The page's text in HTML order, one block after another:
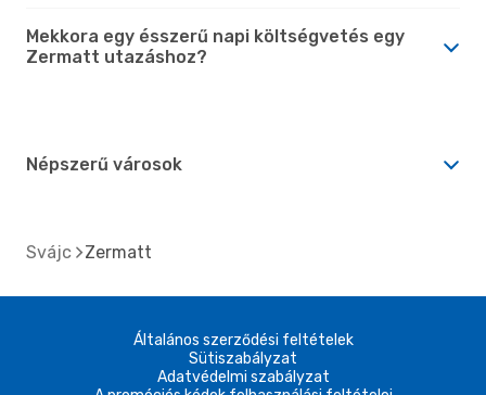
Mekkora egy ésszerű napi költségvetés egy
Zermatt utazáshoz?
Népszerű városok
Svájc Zermatt
Általános szerződési feltételek
Sütiszabályzat
Adatvédelmi szabályzat